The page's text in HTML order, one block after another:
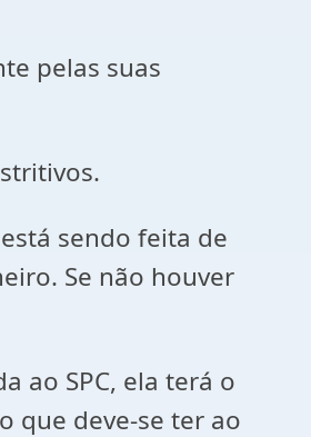
pelas suas
sendo feita de
Se não houver
ao SPC, ela terá o
que deve-se ter ao